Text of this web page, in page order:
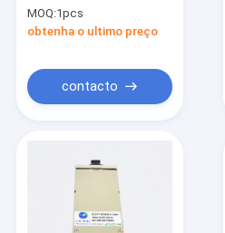
produtos
Quem Somos
ER4 40km
MOQ:1pcs
obtenha o ultimo preço
contacto